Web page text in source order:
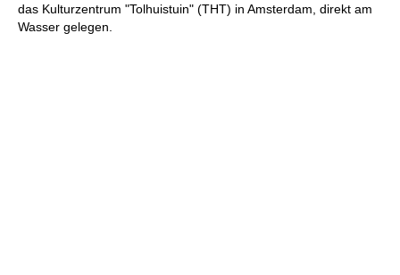
das Kulturzentrum "Tolhuistuin" (THT) in Amsterdam, direkt am
Wasser gelegen.